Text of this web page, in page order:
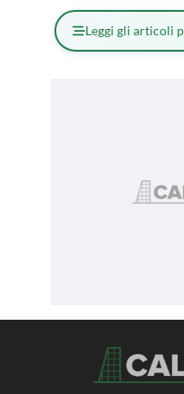
Leggi gli articoli